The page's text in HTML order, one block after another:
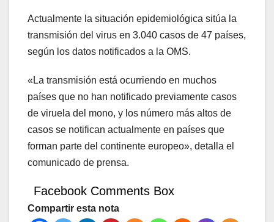
Actualmente la situación epidemiológica sitúa la
transmisión del virus en 3.040 casos de 47 países,
según los datos notificados a la OMS.
«La transmisión está ocurriendo en muchos
países que no han notificado previamente casos
de viruela del mono, y los número más altos de
casos se notifican actualmente en países que
forman parte del continente europeo», detalla el
comunicado de prensa.
Facebook Comments Box
Compartir esta nota